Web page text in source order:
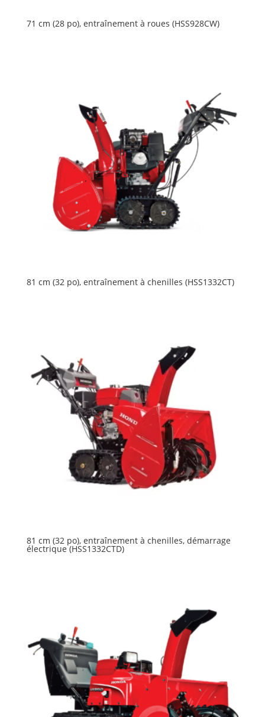
71 cm (28 po), entraînement à roues (HSS928CW)
81 cm (32 po), entraînement à chenilles (HSS1332CT)
81 cm (32 po), entraînement à chenilles, démarrage
électrique (HSS1332CTD)